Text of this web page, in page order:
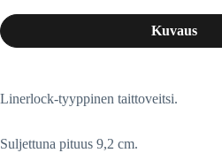
Kuvaus
Linerlock-tyyppinen taittoveitsi.
Suljettuna pituus 9,2 cm.